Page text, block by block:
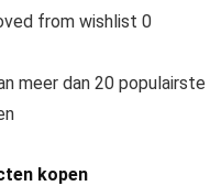
from wishlist 0
meer dan 20
kopen